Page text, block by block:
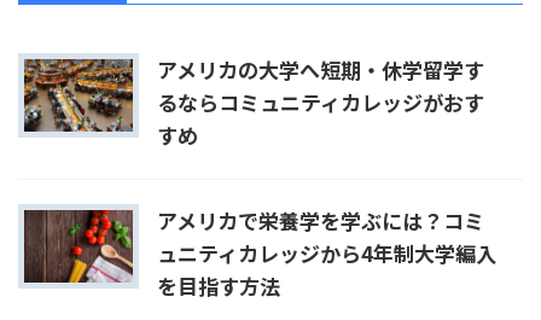
アメリカの大学へ短期・休学留学す
るならコミュニティカレッジがおす
すめ
アメリカで栄養学を学ぶには？コミ
ュニティカレッジから4年制大学編入
を目指す方法